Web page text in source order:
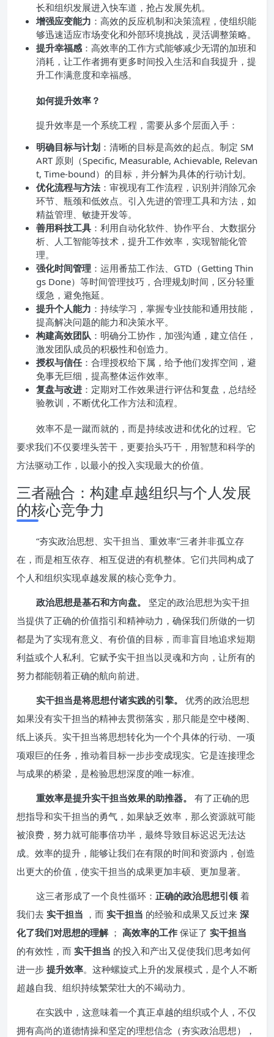
长和组织发展进入快车道，抢占发展先机。
增强应变能力 ：高效的反应机制和决策流程，使组织能
够迅速适应市场变化和外部环境挑战，灵活调整策略。
提升幸福感 ：高效率的工作方式能够减少无谓的加班和
消耗，让工作者拥有更多时间投入生活和自我提升，提
升工作满意度和幸福感。
如何提升效率？
提升效率是一个系统工程，需要从多个层面入手：
明确目标与计划 ：清晰的目标是高效的起点。制定 SM
ART 原则（Specific, Measurable, Achievable, Relevan
t, Time-bound）的目标，并分解为具体的行动计划。
优化流程与方法：审视现有工作流程，识别并消除冗余
环节、瓶颈和低效点。引入先进的管理工具和方法，如
精益管理、敏捷开发等。
善用科技工具 ：利用自动化软件、协作平台、大数据分
析、人工智能等技术，提升工作效率，实现智能化管
理。
强化时间管理 ：运用番茄工作法、GTD（Getting Thin
gs Done）等时间管理技巧，合理规划时间，区分轻重
缓急，避免拖延。
提升个人能力 ：持续学习，掌握专业技能和通用技能，
提高解决问题的能力和决策水平。
构建高效团队 ：明确分工协作，加强沟通，建立信任，
激发团队成员的积极性和创造力。
授权与信任 ：合理授权给下属，给予他们发挥空间，避
免事无巨细，提高整体运作效率。
复盘与改进 ：定期对工作效果进行评估和复盘，总结经
验教训，不断优化工作方法和流程。
效率不是一蹴而就的，而是持续改进和优化的过程。它
要求我们不仅要埋头苦干，更要抬头巧干，用智慧和科学的
方法驱动工作，以最小的投入实现最大的价值。
三者融合：构建卓越组织与个人发展
的核心竞争力
“夯实政治思想、实干担当、重效率”三者并非孤立存
在，而是相互依存、相互促进的有机整体。它们共同构成了
个人和组织实现卓越发展的核心竞争力。
政治思想是基石和方向盘。
坚定的政治思想为实干担
当提供了正确的价值指引和精神动力，确保我们所做的一切
都是为了实现有意义、有价值的目标，而非盲目地追求短期
利益或个人私利。它赋予实干担当以灵魂和方向，让所有的
努力都能朝着正确的航向前进。
实干担当是将思想付诸实践的引擎。
优秀的政治思想
如果没有实干担当的精神去贯彻落实，那只能是空中楼阁、
纸上谈兵。实干担当将思想转化为一个个具体的行动、一项
项艰巨的任务，推动着目标一步步变成现实。它是连接理念
与成果的桥梁，是检验思想深度的唯一标准。
重效率是提升实干担当效果的助推器。
有了正确的思
想指导和实干担当的勇气，如果缺乏效率，那么资源就可能
被浪费，努力就可能事倍功半，最终导致目标迟迟无法达
成。效率的提升，能够让我们在有限的时间和资源内，创造
出更大的价值，使实干担当的成果更加丰硕、更加显著。
这三者形成了一个良性循环： 正确的政治思想引领 着
我们去 实干担当 ，而 实干担当 的经验和成果又反过来 深
化了我们对思想的理解 ； 高效率的工作 保证了 实干担当
的有效性，而 实干担当 的投入和产出又促使我们思考如何
进一步 提升效率。这种螺旋式上升的发展模式，是个人不断
超越自我、组织持续繁荣壮大的不竭动力。
在实践中，这意味着一个真正卓越的组织或个人，不仅
拥有高尚的道德情操和坚定的理想信念（夯实政治思想），